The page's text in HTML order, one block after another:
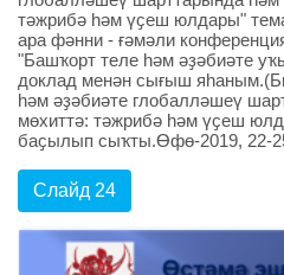
тәжрибә һәм үҫеш юлдары"
ара фәнни - ғәмәли
"Башҡорт теле һәм әҙәбиәте
доклад менән сығыш
һәм әҙәбиәте глобалләшеү
мөхиттә: тәжрибә һәм үҫеш
баҫылып сыҡты.Өфө-2019, 22-
Слайд 24